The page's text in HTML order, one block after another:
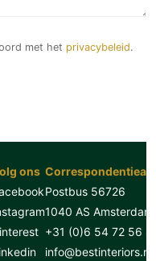
met het privacybeleid.
ons
Postbus 56726
1040 AS Amsterdam
+31 (0)6 54 72 56
info@bestinteriors.nl